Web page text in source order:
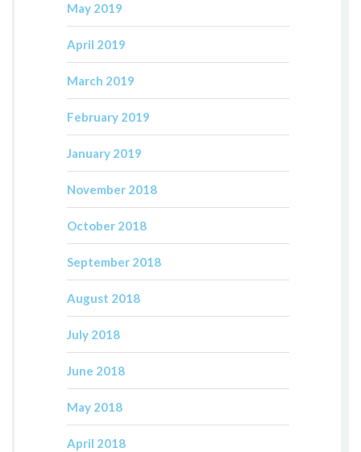
May 2019
April 2019
March 2019
February 2019
January 2019
November 2018
October 2018
September 2018
August 2018
July 2018
June 2018
May 2018
April 2018